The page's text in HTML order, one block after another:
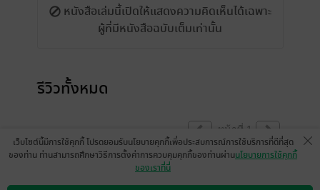
หนังสือเล่มนี้เปิดให้แสดงความคิดเห็นได้เฉพาะ
ผู้ที่มีหนังสือฉบับเต็มเท่านั้น
รีวิวทั้งหมด
หน้าที่ 1
เว็บไซต์นี้มีการใช้คุกกี้ โปรดยอมรับนโยบายคุกกี้เพื่อประสบการณ์การใช้บริการที่ดีที่สุด
ของท่าน ท่านสามารถศึกษาวิธีการตั้งค่าการควบคุมคุกกี้ของท่านผ่านนโยบายการใช้คุกกี้
ของเราที่นี่